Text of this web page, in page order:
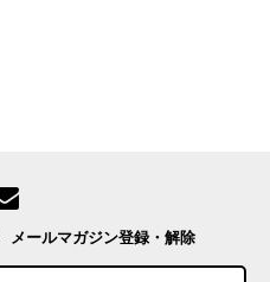
メールマガジン登録・解除